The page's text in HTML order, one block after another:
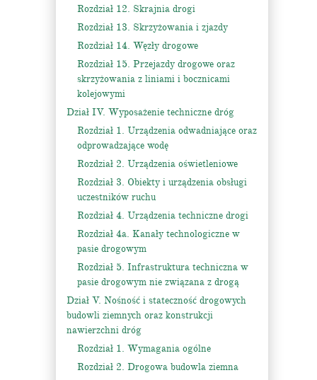
Rozdział 12. Skrajnia drogi
Rozdział 13. Skrzyżowania i zjazdy
Rozdział 14. Węzły drogowe
Rozdział 15. Przejazdy drogowe oraz
skrzyżowania z liniami i bocznicami
kolejowymi
Dział IV. Wyposażenie techniczne dróg
Rozdział 1. Urządzenia odwadniające oraz
odprowadzające wodę
Rozdział 2. Urządzenia oświetleniowe
Rozdział 3. Obiekty i urządzenia obsługi
uczestników ruchu
Rozdział 4. Urządzenia techniczne drogi
Rozdział 4a. Kanały technologiczne w
pasie drogowym
Rozdział 5. Infrastruktura techniczna w
pasie drogowym nie związana z drogą
Dział V. Nośność i stateczność drogowych
budowli ziemnych oraz konstrukcji
nawierzchni dróg
Rozdział 1. Wymagania ogólne
Rozdział 2. Drogowa budowla ziemna